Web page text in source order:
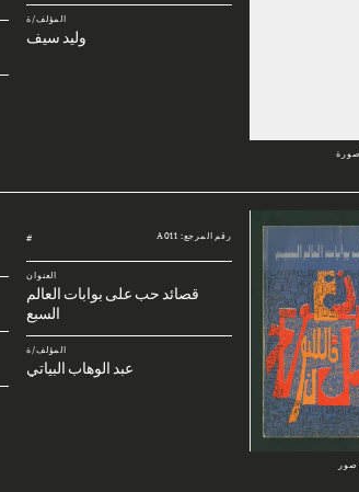
المؤلف/ة
وليد سيف
رقم المرجع: A011 #
العنوان
قصائد حب على بوابات العالم
السبع
المؤلف/ة
عبد الوهاب البياتي